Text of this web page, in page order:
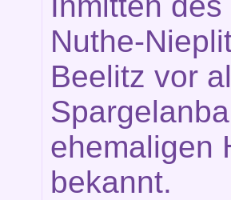
Nuthe-
Beelitz vor
ehemaligen
bekannt.